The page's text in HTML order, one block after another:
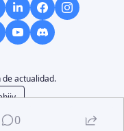
actualidad.
0